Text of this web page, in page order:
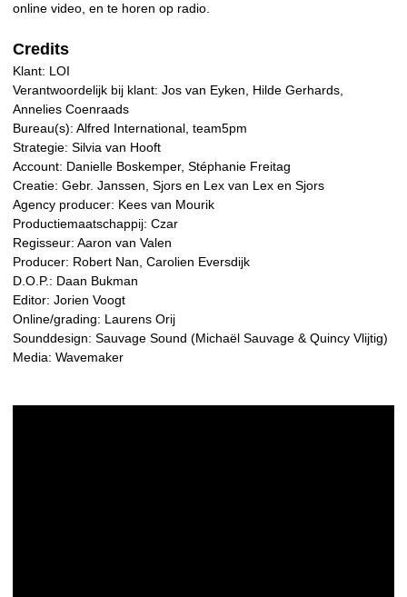
online video, en te horen op radio.
Credits
Klant: LOI
Verantwoordelijk bij klant: Jos van Eyken, Hilde Gerhards,
Annelies Coenraads
Bureau(s): Alfred International, team5pm
Strategie: Silvia van Hooft
Account: Danielle Boskemper, Stéphanie Freitag
Creatie: Gebr. Janssen, Sjors en Lex van Lex en Sjors
Agency producer: Kees van Mourik
Productiemaatschappij: Czar
Regisseur: Aaron van Valen
Producer: Robert Nan, Carolien Eversdijk
D.O.P.: Daan Bukman
Editor: Jorien Voogt
Online/grading: Laurens Orij
Sounddesign: Sauvage Sound (Michaël Sauvage & Quincy Vlijtig)
Media: Wavemaker